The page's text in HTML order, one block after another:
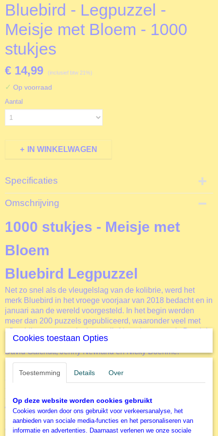
Bluebird - Legpuzzel -
Meisje met Bloem - 1000
stukjes
€ 14,99 (inclusief btw 21%)
✓ Op voorraad
Aantal
IN WINKELWAGEN
Specificaties
Productcode
B90019
EAN code
3663384900198
Bluebird
Omschrijving
1000 stukjes - Meisje met
Bloem
Bluebird Legpuzzel
Net zo snel als de vleugelslag van de kolibrie, werd het
merk Bluebird in het vroege voorjaar van 2018 bedacht en in
januari aan de wereld voorgesteld. In het begin werden
meer dan 200 puzzels gepubliceerd, waaronder veel met
afbeeldingen gemaakt door geliefde artiesten zoals Dominic
Davison, Aimee Stewart, Ciro Marchetti, Steve Crisp of
David Galchutt, Jenny Newland en Nicky Boehme.
-
-
Beeldkwaliteit:we werken samen met enkele van 's
werelds grootste licentiebureaus.
-
Betaalbare prijzen:om zoveel mogelijk mensen te laten
genieten van puzzels.
Cookies toestaan Opties
Toestemming Details Over
Op deze website worden cookies gebruikt
Cookies worden door ons gebruikt voor verkeersanalyse, het
aanbieden van sociale media-functies en het personaliseren van
informatie en advertenties. Daarnaast verlenen we onze sociale